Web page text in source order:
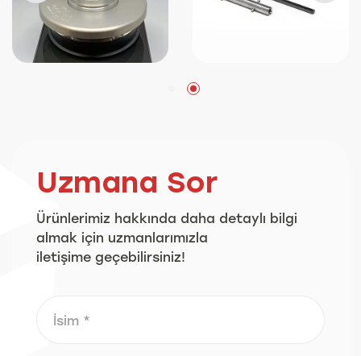
Uzmana Sor
Ürünlerimiz hakkında daha detaylı bilgi
almak için uzmanlarımızla
iletişime geçebilirsiniz!